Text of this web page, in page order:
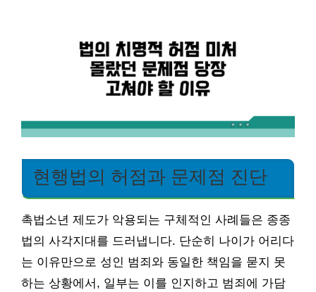
현행법의 허점과 문제점 진단
촉법소년 제도가 악용되는 구체적인 사례들은 종종
법의 사각지대를 드러냅니다. 단순히 나이가 어리다
는 이유만으로 성인 범죄와 동일한 책임을 묻지 못
하는 상황에서, 일부는 이를 인지하고 범죄에 가담